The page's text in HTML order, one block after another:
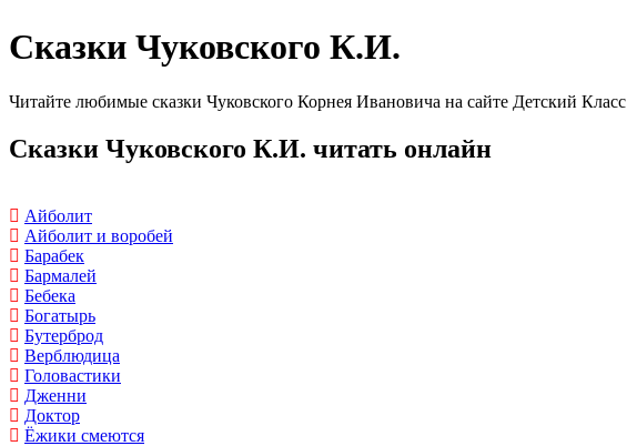
Сказки Чуковского К.И.
Читайте любимые сказки Чуковского Корнея Ивановича на сайте Детский Класс
Сказки Чуковского К.И. читать онлайн
Айболит
Айболит и воробей
Барабек
Бармалей
Бебека
Богатырь
Бутерброд
Верблюдица
Головастики
Дженни
Доктор
Ёжики смеются